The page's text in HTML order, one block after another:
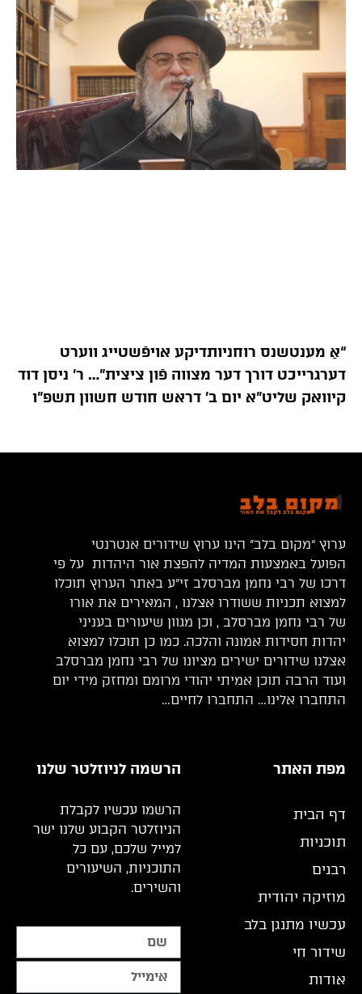
“אַ מענטשנס רוחניותדיקע אויפֿשטייג ווערט
דערגרייכט דורך דער מצווה פֿון ציצית”… ר’ ניסן דוד
קיוואק שליט”א יום ב’ דראש חודש חשוון תשפ”ו
ערוץ “מקום בלב” הינו ערוץ שידורים אנטרנטי
הפועל באמצעות המדיה להפצת אור היהדות על פי
דרכו של רבי נחמן מברסלב זי”ע באתר הערוץ תוכלו
למצוא תכניות ששודרו אצלנו , המאירים את אורו
של רבי נחמן מברסלב , וכן מגוון שיעורים בעניני
יהדות חסידות אמונה והלכה. כמו כן תוכלו למצוא
אצלנו שידורים ישירים מציונו של רבי נחמן מברסלב
ועוד הרבה תוכן אמיתי יהודי מרומם ומחזק מידי יום
התחברו אלינו… התחברו לחיים…
מפת האתר
דף הבית
תוכניות
רבנים
מוזיקה יהודית
עכשיו מתנגן בלב
שידור חי
אודות
הרשמה לניוזלטר שלנו
הרשמו עכשיו לקבלת
הניוזלטר הקבוע שלנו ישר
למייל שלכם, עם כל
התוכניות, השיעורים
והשירים.